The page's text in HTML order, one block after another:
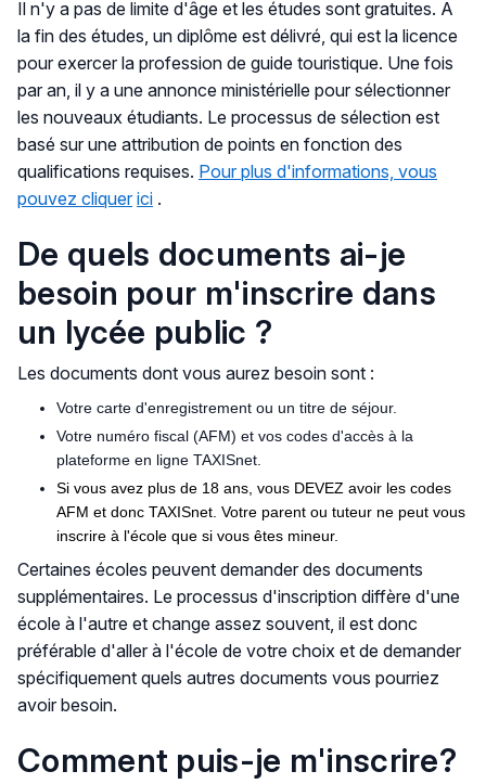
Il n'y a pas de limite d'âge et les études sont gratuites. A
la fin des études, un diplôme est délivré, qui est la licence
pour exercer la profession de guide touristique. Une fois
par an, il y a une annonce ministérielle pour sélectionner
les nouveaux étudiants. Le processus de sélection est
basé sur une attribution de points en fonction des
qualifications requises. Pour plus d'informations, vous
pouvez cliquer ici .
De quels documents ai-je
besoin pour m'inscrire dans
un lycée public ?
Les documents dont vous aurez besoin sont :
Votre carte d'enregistrement ou un titre de séjour.
Votre numéro fiscal (AFM) et vos codes d'accès à la
plateforme en ligne TAXISnet.
Si vous avez plus de 18 ans, vous DEVEZ avoir les codes
AFM et donc TAXISnet. Votre parent ou tuteur ne peut vous
inscrire à l'école que si vous êtes mineur.
Certaines écoles peuvent demander des documents
supplémentaires. Le processus d'inscription diffère d'une
école à l'autre et change assez souvent, il est donc
préférable d'aller à l'école de votre choix et de demander
spécifiquement quels autres documents vous pourriez
avoir besoin.
Comment puis-je m'inscrire?